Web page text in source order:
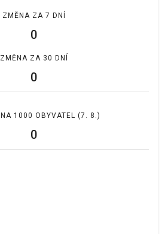
ZMĚNA ZA 7 DNÍ
0
ZMĚNA ZA 30 DNÍ
0
1000 OBYVATEL (7. 8.)
0